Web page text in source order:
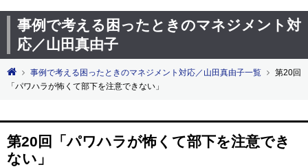
事例で考える困ったときのマネジメント対
応／山田真由子
事例で考える困ったときのマネジメント対応／山田真由子一覧
第20回
「パワハラが怖くて部下を注意できない」
第20回「パワハラが怖くて部下を注意でき
ない」